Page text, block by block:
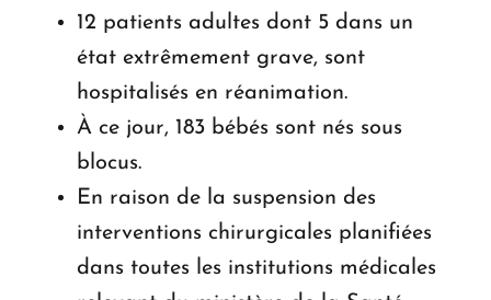
12 patients adultes dont 5 dans un
état extrêmement grave, sont
hospitalisés en réanimation.
À ce jour, 183 bébés sont nés sous
blocus.
En raison de la suspension des
interventions chirurgicales planifiées
dans toutes les institutions médicales